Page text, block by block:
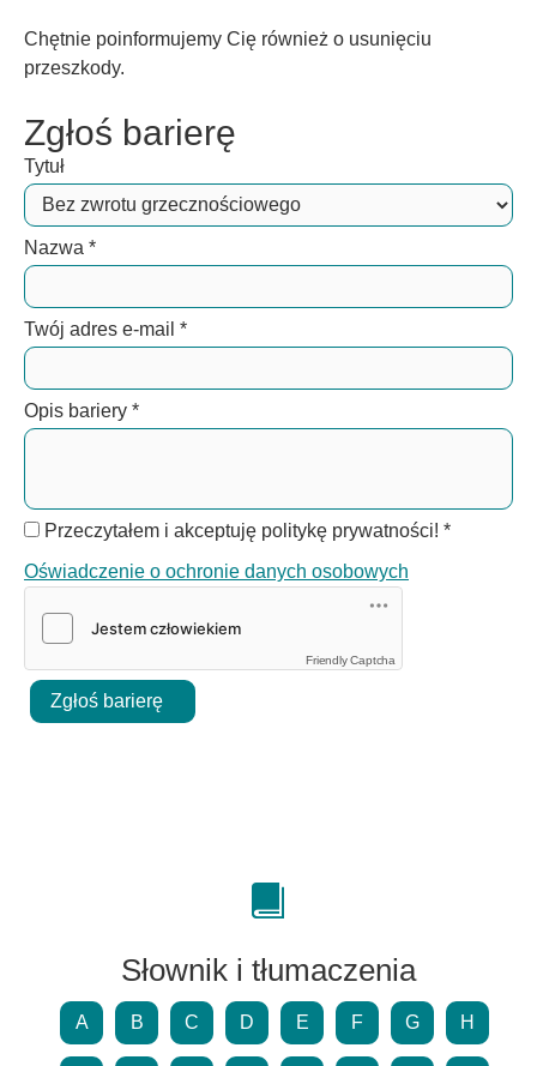
Chętnie poinformujemy Cię również o usunięciu
przeszkody.
Zgłoś barierę
Tytuł
Nazwa *
Twój adres e-mail *
Opis bariery *
Przeczytałem i akceptuję politykę prywatności! *
Oświadczenie o ochronie danych osobowych
Friendly Captcha
Zgłoś barierę
Słownik i tłumaczenia
A B C D E F G H